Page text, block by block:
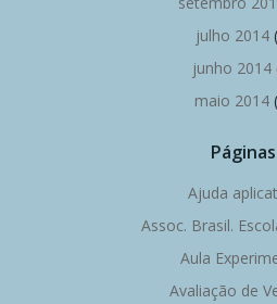
julho 2014
junho 2014
maio 2014
Páginas
Ajuda
Assoc. Brasil.
Aula
Avaliação de